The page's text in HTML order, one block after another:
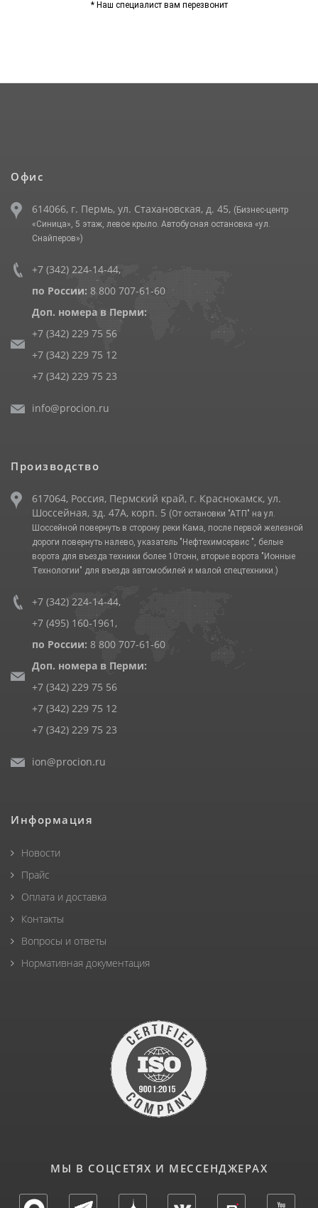
* Наш специалист вам перезвонит
Офис
614066, г. Пермь, ул. Стахановская, д. 45, (Бизнес-центр
«Синица», 5 этаж, левое крыло. Автобусная остановка «ул.
Снайперов»)
+7 (342) 224-14-44,
по России: 8 800 707-61-60
Доп. номера в Перми:
+7 (342) 229 75 56
+7 (342) 229 75 12
+7 (342) 229 75 23
info@procion.ru
Производство
617064, Россия, Пермский край, г. Краснокамск, ул.
Шоссейная, зд. 47А, корп. 5 (От остановки "АТП" на ул.
Шоссейной повернуть в сторону реки Кама, после первой железной
дороги повернуть налево, указатель "Нефтехимсервис ", белые
ворота для въезда техники более 10тонн, вторые ворота "Ионные
Технологии" для въезда автомобилей и малой спецтехники.)
+7 (342) 224-14-44,
+7 (495) 160-1961 ,
по России: 8 800 707-61-60
Доп. номера в Перми:
+7 (342) 229 75 56
+7 (342) 229 75 12
+7 (342) 229 75 23
ion@procion.ru
Информация
Новости
Прайс
Оплата и доставка
Контакты
Вопросы и ответы
Нормативная документация
МЫ В СОЦСЕТЯХ И МЕССЕНДЖЕРАХ